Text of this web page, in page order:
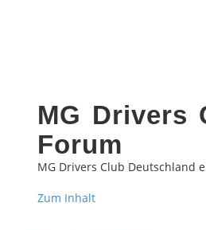
MG Drivers
Forum
MG Drivers Club Deutschland
Zum Inhalt